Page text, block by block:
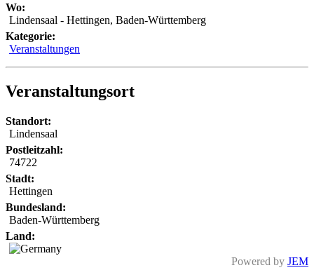
Wo:
Lindensaal - Hettingen, Baden-Württemberg
Kategorie:
Veranstaltungen
Veranstaltungsort
Standort:
Lindensaal
Postleitzahl:
74722
Stadt:
Hettingen
Bundesland:
Baden-Württemberg
Land:
Powered by JEM